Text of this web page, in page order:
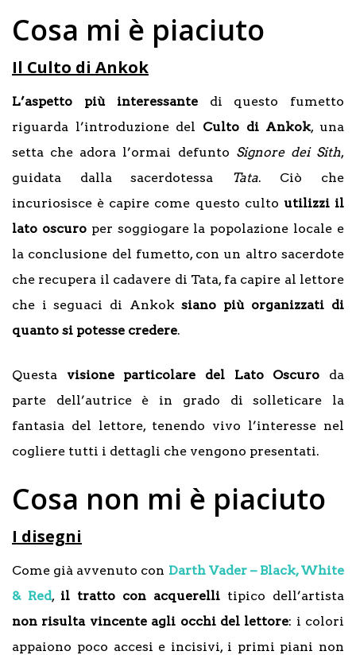
Cosa mi è piaciuto
Il Culto di Ankok
L’aspetto più interessante di questo fumetto
riguarda l’introduzione del Culto di Ankok, una
setta che adora l’ormai defunto Signore dei Sith,
guidata dalla sacerdotessa
Tata. Ciò che
incuriosisce è capire come questo culto utilizzi il
lato oscuroper soggiogare la popolazione locale e
la conclusione del fumetto, con un altro sacerdote
che recupera il cadavere di Tata, fa capire al lettore
che i seguaci di Ankoksiano più organizzati di
quanto si potesse credere.
Questa visione particolare del Lato Oscuro da
parte dell’autrice è in grado di solleticare la
fantasia del lettore, tenendo vivo l’interesse nel
cogliere tutti i dettagli che vengono presentati.
Cosa non mi è piaciuto
I disegni
Come già avvenuto con Darth Vader – Black, White
& Red, il tratto con acquerelli tipico dell’artista
non risulta vincente agli occhi del lettore: i colori
appaiono poco accesi e incisivi, i primi piani non